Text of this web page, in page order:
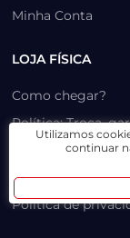
Minha Conta
LOJA FÍSICA
Como chegar?
Política: Troca,
Serviços da
Quem somos
Política de
Utilizamos
continuar